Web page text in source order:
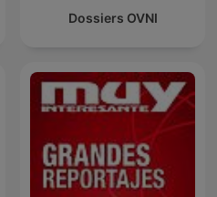
Dossiers OVNI